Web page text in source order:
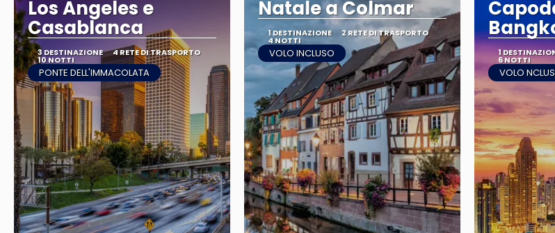
Los Angeles e
Casablanca
3 DESTINAZIONE 4 RETE DI TRASPORTO
10 NOTTI
PONTE DELL'IMMACOLATA
Natale a Colmar
1 DESTINAZIONE 2 RETE DI TRASPORTO
4 NOTTI
VOLO INCLUSO 1
6 NOTTI
VOLO